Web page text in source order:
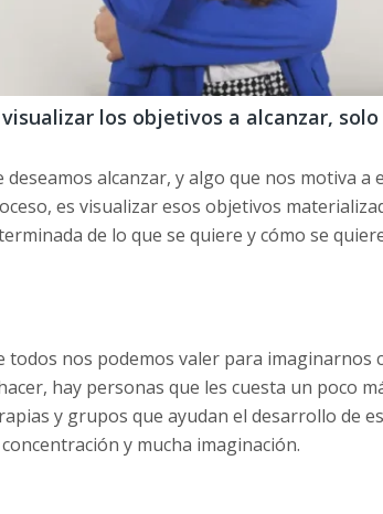
los objetivos a alcanzar,
alcanzar, y algo que nos motiva a
es visualizar esos objetivos
de lo que se quiere y cómo se
todos nos podemos valer para imaginarnos
hay personas que les cuesta un poco
y grupos que ayudan el desarrollo de
y mucha imaginación.